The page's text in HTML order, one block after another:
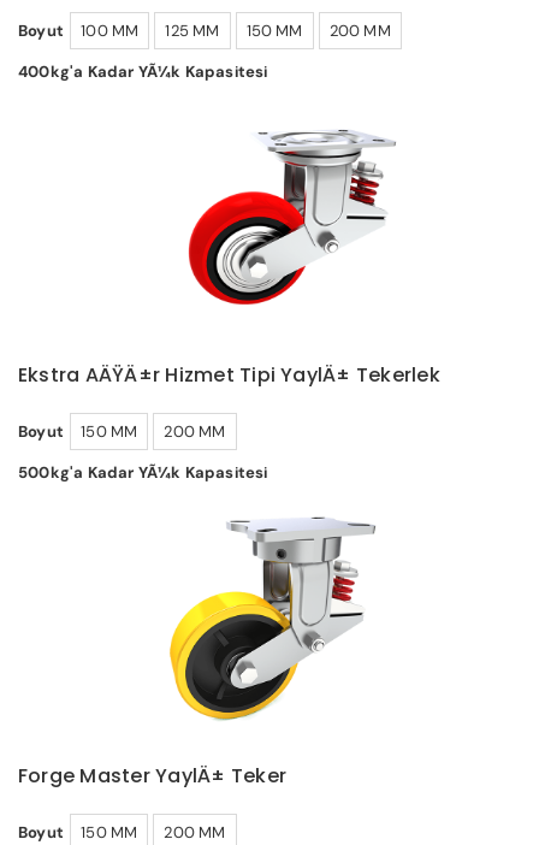
Boyut 100 MM 125 MM 150 MM
200 MM
400kg'a Kadar YÃ¼k Kapasitesi
Ekstra AÄŸÄ±r Hizmet Tipi YaylÄ± Tekerlek
Boyut 150 MM
200 MM
500kg'a Kadar YÃ¼k Kapasitesi
Forge Master YaylÄ± Teker
Boyut 150 MM
200 MM